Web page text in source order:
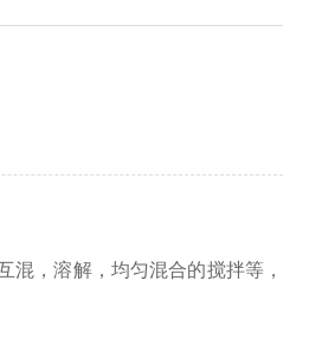
混，溶解，均匀混合的搅拌等，